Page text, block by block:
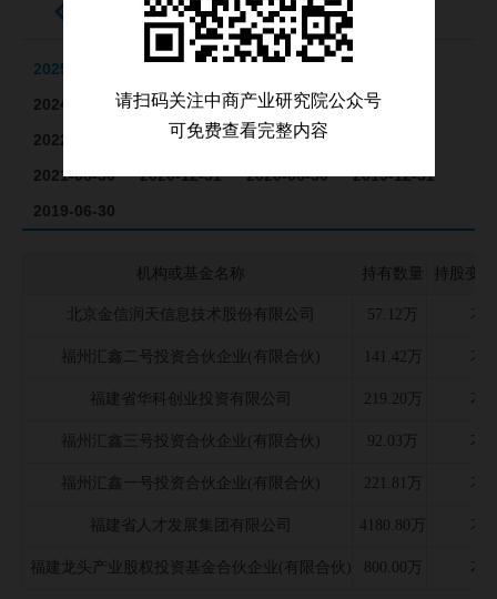
十大股东
2025-12-31
2024-06-20
2023-12-31 2023-06-30
2023-02-24
2022-12-31
2022-12-23 2022-06-30
2021-06-30
2020-12-31 2020-06-30
2019-12-31
2019-06-30
机构或基金名称 持有数量 持股变
北京金信润天信息技术股份有限公司 57.12万 不
福州汇鑫二号投资合伙企业(有限合伙) 141.42万 不
福建省华科创业投资有限公司 219.20万 不
福州汇鑫三号投资合伙企业(有限合伙) 92.03万 不
福州汇鑫一号投资合伙企业(有限合伙) 221.81万 不
福建省人才发展集团有限公司 4180.80万 不
福建龙头产业股权投资基金合伙企业(有限合伙) 800.00万 不
请扫码关注中商产业研究院公众号
可免费查看完整内容